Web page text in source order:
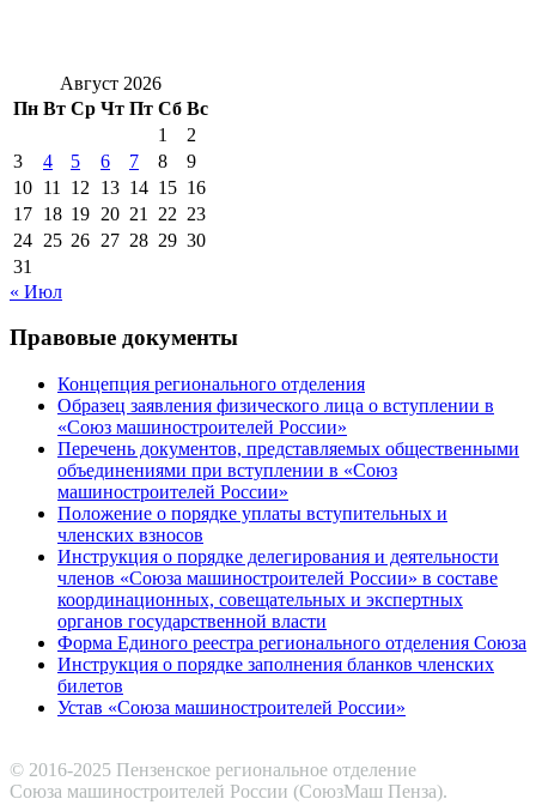
Август 2026
Пн Вт Ср Чт Пт Сб Вс
1
2
3
4 5 6 7 8
9
10 11 12 13 14 15 16
17 18 19 20 21 22 23
24 25 26 27 28 29 30
31
« Июл
Правовые документы
Концепция регионального отделения
Образец заявления физического лица о вступлении в
«Союз машиностроителей России»
Перечень документов, представляемых общественными
объединениями при вступлении в «Союз
машиностроителей России»
Положение о порядке уплаты вступительных и
членских взносов
Инструкция о порядке делегирования и деятельности
членов «Союза машиностроителей России» в составе
координационных, совещательных и экспертных
органов государственной власти
Форма Единого реестра регионального отделения Союза
Инструкция о порядке заполнения бланков членских
билетов
Устав «Союза машиностроителей России»
© 2016-2025 Пензенское региональное отделение
Cоюза машиностроителей России (СоюзМаш Пенза).